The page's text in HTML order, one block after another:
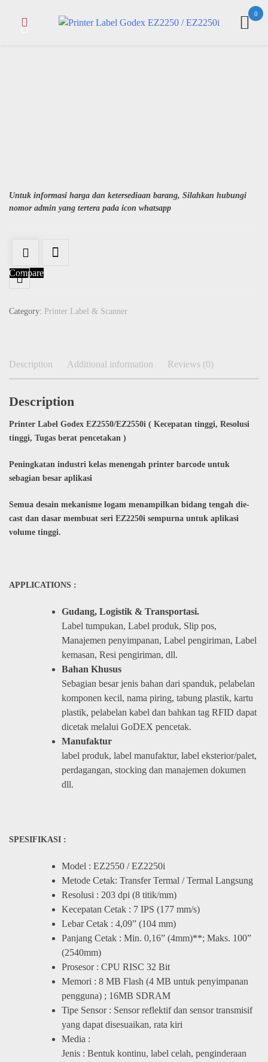
0
Untuk informasi harga dan ketersediaan barang, Silahkan hubungi
nomor admin yang tertera pada icon whatsapp
Compare
Category: Printer Label & Scanner
Description Additional information Reviews (0)
Description
Printer Label Godex EZ2550/EZ2550i ( Kecepatan tinggi, Resolusi
tinggi, Tugas berat pencetakan )
Peningkatan industri kelas menengah printer barcode untuk
sebagian besar aplikasi
Semua desain mekanisme logam menampilkan bidang tengah die-
cast dan dasar membuat seri EZ2250i sempurna untuk aplikasi
volume tinggi.
APPLICATIONS :
Gudang, Logistik & Transportasi.
Label tumpukan, Label produk, Slip pos,
Manajemen penyimpanan, Label pengiriman, Label
kemasan, Resi pengiriman, dll.
Bahan Khusus
Sebagian besar jenis bahan dari spanduk, pelabelan
komponen kecil, nama piring, tabung plastik, kartu
plastik, pelabelan kabel dan bahkan tag RFID dapat
dicetak melalui GoDEX pencetak.
Manufaktur
label produk, label manufaktur, label eksterior/palet,
perdagangan, stocking dan manajemen dokumen
dll.
SPESIFIKASI :
Model : EZ2550 / EZ2250i
Metode Cetak: Transfer Termal / Termal Langsung
Resolusi : 203 dpi (8 titik/mm)
Kecepatan Cetak : 7 IPS (177 mm/s)
Lebar Cetak : 4,09” (104 mm)
Panjang Cetak : Min. 0,16” (4mm)**; Maks. 100”
(2540mm)
Prosesor : CPU RISC 32 Bit
Memori : 8 MB Flash (4 MB untuk penyimpanan
pengguna) ; 16MB SDRAM
Tipe Sensor : Sensor reflektif dan sensor transmisif
yang dapat disesuaikan, rata kiri
Media :
Jenis : Bentuk kontinu, label celah, penginderaan